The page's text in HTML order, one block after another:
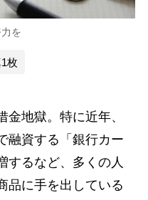
を
枚
地獄。特に近年、
融資する「銀行カー
するなど、多くの人
品に手を出している